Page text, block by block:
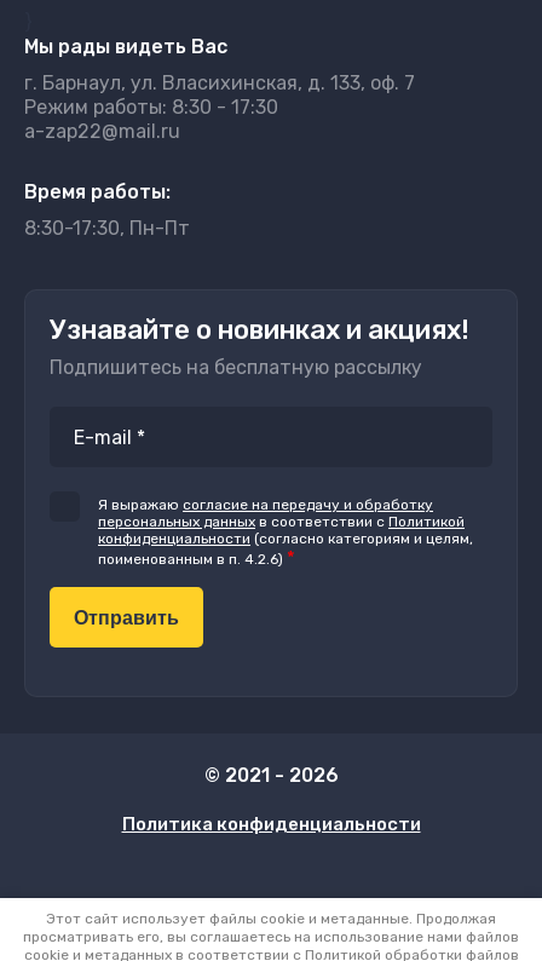
Мы рады видеть Вас
г. Барнаул, ул. Власихинская, д. 133, оф. 7
Режим работы: 8:30 - 17:30
a-zap22@mail.ru
Время работы:
8:30-17:30, Пн-Пт
Узнавайте о новинках и акциях!
Подпишитесь на бесплатную рассылку
Я выражаю согласие на передачу и обработку
персональных данных в соответствии с Политикой
конфиденциальности (согласно категориям и целям,
поименованным в п. 4.2.6)​​​​​​ *
Отправить
© 2021 - 2026
Политика конфиденциальности
Этот сайт использует файлы cookie и метаданные. Продолжая
просматривать его, вы соглашаетесь на использование нами файлов
cookie и метаданных в соответствии с Политикой обработки файлов